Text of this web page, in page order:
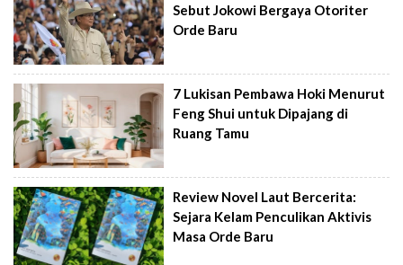
Sebut Jokowi Bergaya Otoriter
Orde Baru
7 Lukisan Pembawa Hoki Menurut
Feng Shui untuk Dipajang di
Ruang Tamu
Review Novel Laut Bercerita:
Sejara Kelam Penculikan Aktivis
Masa Orde Baru